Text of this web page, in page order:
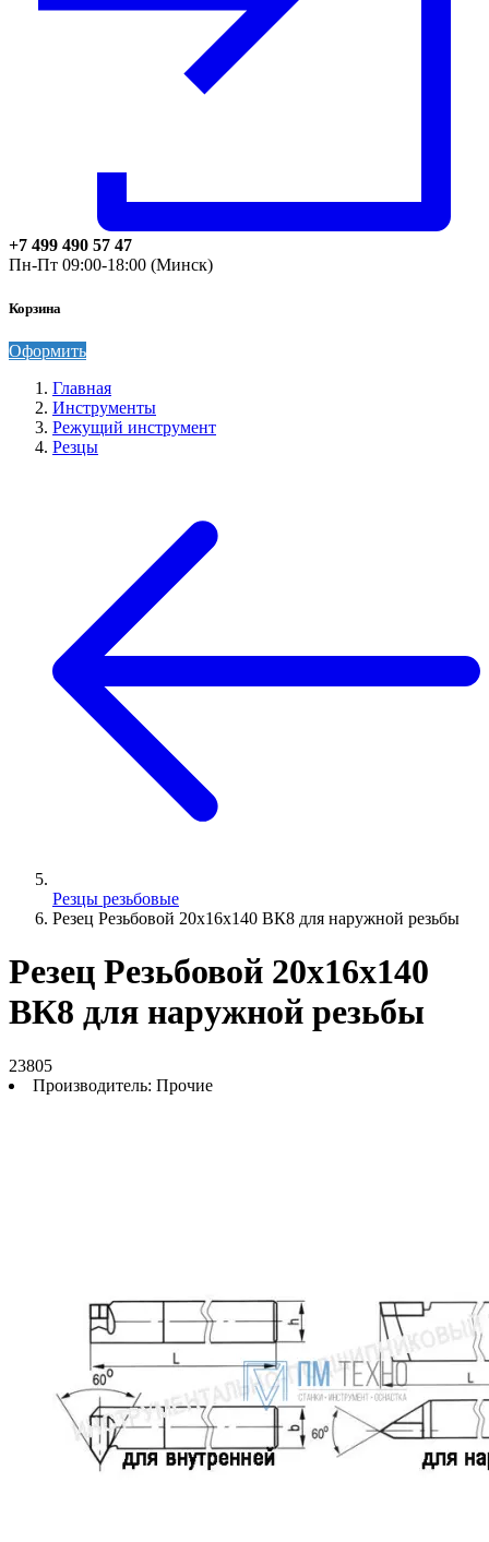
+7 499 490 57 47
Пн-Пт 09:00-18:00 (Минск)
Корзина
Оформить
Главная
Инструменты
Режущий инструмент
Резцы
Резцы резьбовые
Резец Резьбовой 20х16х140 ВК8 для наружной резьбы
Резец Резьбовой 20х16х140
ВК8 для наружной резьбы
23805
Производитель: Прочие